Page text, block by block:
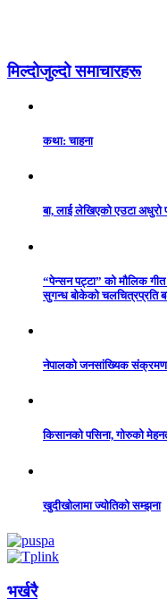
मिल्दोजुल्दो समाचारहरू
कथा: चाहना
बा, लाई लेखिएको एउटा अधुरो
“पेन्सन पट्टा” को मौलिक
सुगन्ध बोकेको चलचित्रप्रति
नेपालको जनसांख्यिक
किसानको पसिना, गोरुको
खुदीखोलामा ज्योतिको सम्झना
भर्खरै